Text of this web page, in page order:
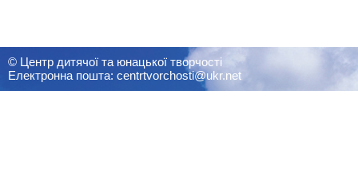
© Центр дитячої та юнацької творчості
Електронна пошта: centrtvorchosti@ukr.net